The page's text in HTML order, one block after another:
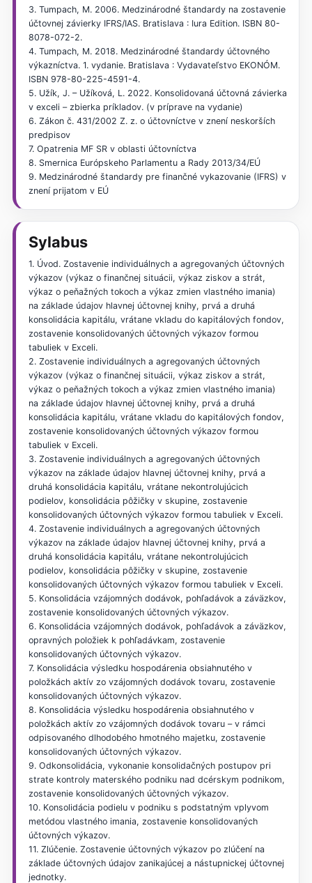
3. Tumpach, M. 2006. Medzinárodné štandardy na zostavenie
účtovnej závierky IFRS/IAS. Bratislava : Iura Edition. ISBN 80-
8078-072-2.
4. Tumpach, M. 2018. Medzinárodné štandardy účtovného
výkazníctva. 1. vydanie. Bratislava : Vydavateľstvo EKONÓM.
ISBN 978-80-225-4591-4.
5. Užík, J. – Užíková, L. 2022. Konsolidovaná účtovná závierka
v exceli – zbierka príkladov. (v príprave na vydanie)
6. Zákon č. 431/2002 Z. z. o účtovníctve v znení neskorších
predpisov
7. Opatrenia MF SR v oblasti účtovníctva
8. Smernica Európskeho Parlamentu a Rady 2013/34/EÚ
9. Medzinárodné štandardy pre finančné vykazovanie (IFRS) v
znení prijatom v EÚ
Sylabus
1. Úvod. Zostavenie individuálnych a agregovaných účtovných
výkazov (výkaz o finančnej situácii, výkaz ziskov a strát,
výkaz o peňažných tokoch a výkaz zmien vlastného imania)
na základe údajov hlavnej účtovnej knihy, prvá a druhá
konsolidácia kapitálu, vrátane vkladu do kapitálových fondov,
zostavenie konsolidovaných účtovných výkazov formou
tabuliek v Exceli.
2. Zostavenie individuálnych a agregovaných účtovných
výkazov (výkaz o finančnej situácii, výkaz ziskov a strát,
výkaz o peňažných tokoch a výkaz zmien vlastného imania)
na základe údajov hlavnej účtovnej knihy, prvá a druhá
konsolidácia kapitálu, vrátane vkladu do kapitálových fondov,
zostavenie konsolidovaných účtovných výkazov formou
tabuliek v Exceli.
3. Zostavenie individuálnych a agregovaných účtovných
výkazov na základe údajov hlavnej účtovnej knihy, prvá a
druhá konsolidácia kapitálu, vrátane nekontrolujúcich
podielov, konsolidácia pôžičky v skupine, zostavenie
konsolidovaných účtovných výkazov formou tabuliek v Exceli.
4. Zostavenie individuálnych a agregovaných účtovných
výkazov na základe údajov hlavnej účtovnej knihy, prvá a
druhá konsolidácia kapitálu, vrátane nekontrolujúcich
podielov, konsolidácia pôžičky v skupine, zostavenie
konsolidovaných účtovných výkazov formou tabuliek v Exceli.
5. Konsolidácia vzájomných dodávok, pohľadávok a záväzkov,
zostavenie konsolidovaných účtovných výkazov.
6. Konsolidácia vzájomných dodávok, pohľadávok a záväzkov,
opravných položiek k pohľadávkam, zostavenie
konsolidovaných účtovných výkazov.
7. Konsolidácia výsledku hospodárenia obsiahnutého v
položkách aktív zo vzájomných dodávok tovaru, zostavenie
konsolidovaných účtovných výkazov.
8. Konsolidácia výsledku hospodárenia obsiahnutého v
položkách aktív zo vzájomných dodávok tovaru – v rámci
odpisovaného dlhodobého hmotného majetku, zostavenie
konsolidovaných účtovných výkazov.
9. Odkonsolidácia, vykonanie konsolidačných postupov pri
strate kontroly materského podniku nad dcérskym podnikom,
zostavenie konsolidovaných účtovných výkazov.
10. Konsolidácia podielu v podniku s podstatným vplyvom
metódou vlastného imania, zostavenie konsolidovaných
účtovných výkazov.
11. Zlúčenie. Zostavenie účtovných výkazov po zlúčení na
základe účtovných údajov zanikajúcej a nástupnickej účtovnej
jednotky.